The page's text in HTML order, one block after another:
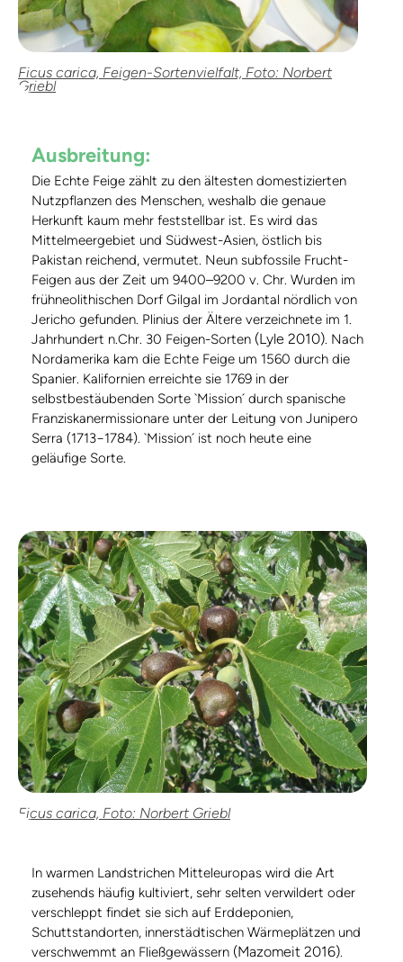
Ficus carica, Feigen-Sortenvielfalt, Foto: Norbert
Griebl
Ausbreitung:
Die Echte Feige zählt zu den ältesten domestizierten
Nutzpflanzen des Menschen, weshalb die genaue
Herkunft kaum mehr feststellbar ist. Es wird das
Mittelmeergebiet und Südwest-Asien, östlich bis
Pakistan reichend, vermutet. Neun subfossile Frucht-
Feigen aus der Zeit um 9400–9200 v. Chr. Wurden im
frühneolithischen Dorf Gilgal im Jordantal nördlich von
Jericho gefunden. Plinius der Ältere verzeichnete im 1.
Jahrhundert n.Chr. 30 Feigen-Sorten (Lyle 2010). Nach
Nordamerika kam die Echte Feige um 1560 durch die
Spanier. Kalifornien erreichte sie 1769 in der
selbstbestäubenden Sorte `Mission´ durch spanische
Franziskanermissionare unter der Leitung von Junipero
Serra (1713−1784). `Mission´ ist noch heute eine
geläufige Sorte.
Ficus carica, Foto: Norbert Griebl
In warmen Landstrichen Mitteleuropas wird die Art
zusehends häufig kultiviert, sehr selten verwildert oder
verschleppt findet sie sich auf Erddeponien,
Schuttstandorten, innerstädtischen Wärmeplätzen und
verschwemmt an Fließgewässern (Mazomeit 2016).